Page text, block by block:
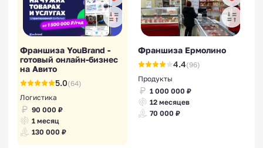
Франшиза YouBrand -
готовый онлайн-бизнес
на Авито
5.0(64)
Логистика
90 000 ₽
1 месяц
130 000 ₽
Франшиза Ермолино
4.4(96)
Продукты
1 000 000 ₽
12 месяцев
70 000 ₽